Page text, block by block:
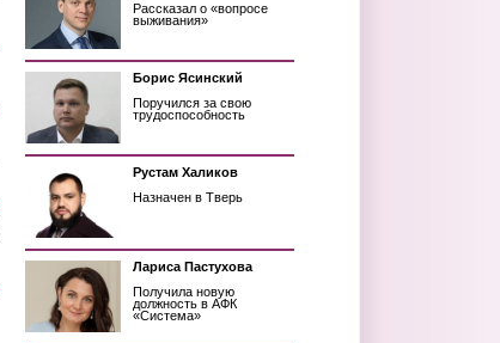
Рассказал о «вопросе
выживания»
Борис Ясинский
Поручился за свою
трудоспособность
Рустам Халиков
Назначен в Тверь
Лариса Пастухова
Получила новую
должность в АФК
«Система»